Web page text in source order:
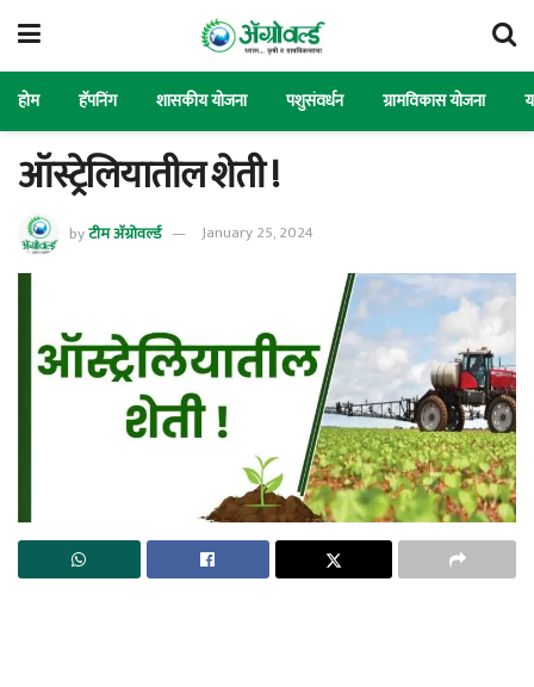
होम हॅपनिंग शासकीय योजना पशुसंवर्धन ग्रामविकास योजना
ऑस्ट्रेलियातील शेती !
byटीम ॲग्रोवर्ल्ड January 25, 2024